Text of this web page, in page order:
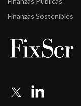
Finanzas Sostenibles